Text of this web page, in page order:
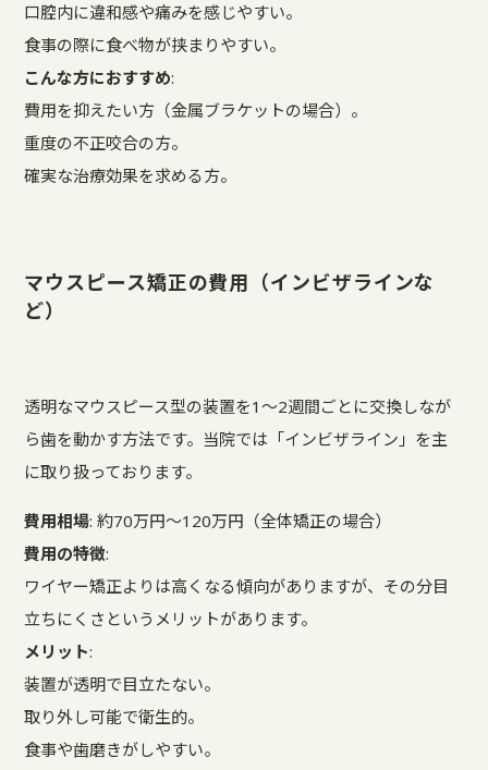
口腔内に違和感や痛みを感じやすい。
食事の際に食べ物が挟まりやすい。
こんな方におすすめ:
費用を抑えたい方（金属ブラケットの場合）。
重度の不正咬合の方。
確実な治療効果を求める方。
マウスピース矯正の費用（インビザラインな
ど）
透明なマウスピース型の装置を1～2週間ごとに交換しなが
ら歯を動かす方法です。当院では「インビザライン」を主
に取り扱っております。
費用相場: 約70万円～120万円（全体矯正の場合）
費用の特徴:
ワイヤー矯正よりは高くなる傾向がありますが、その分目
立ちにくさというメリットがあります。
メリット:
装置が透明で目立たない。
取り外し可能で衛生的。
食事や歯磨きがしやすい。